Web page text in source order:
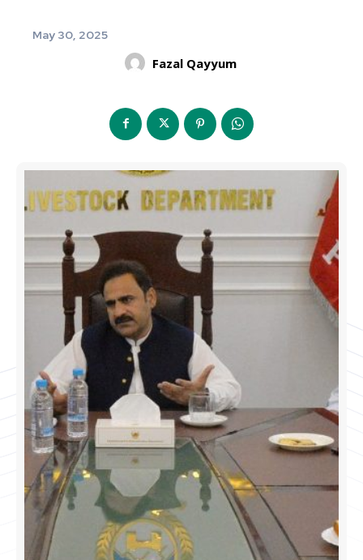
May 30, 2025
Fazal Qayyum